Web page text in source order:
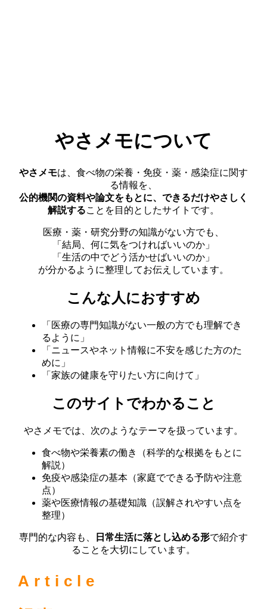
やさメモについて
やさメモは、食べ物の栄養・免疫・薬・感染症に関す
る情報を、
公的機関の資料や論文をもとに、できるだけやさしく
解説することを目的としたサイトです。
医療・薬・研究分野の知識がない方でも、
「結局、何に気をつければいいのか」
「生活の中でどう活かせばいいのか」
が分かるように整理してお伝えしています。
こんな人におすすめ
「医療の専門知識がない一般の方でも理解でき
るように」
「ニュースやネット情報に不安を感じた方のた
めに」
「家族の健康を守りたい方に向けて」
このサイトでわかること
やさメモでは、次のようなテーマを扱っています。
食べ物や栄養素の働き（科学的な根拠をもとに
解説）
免疫や感染症の基本（家庭でできる予防や注意
点）
薬や医療情報の基礎知識（誤解されやすい点を
整理）
専門的な内容も、 日常生活に落とし込める形で紹介す
ることを大切にしています。
Article